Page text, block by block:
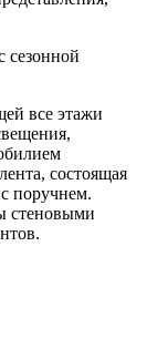
сезонной
все этажи
состоящая
поручнем.
стеновыми